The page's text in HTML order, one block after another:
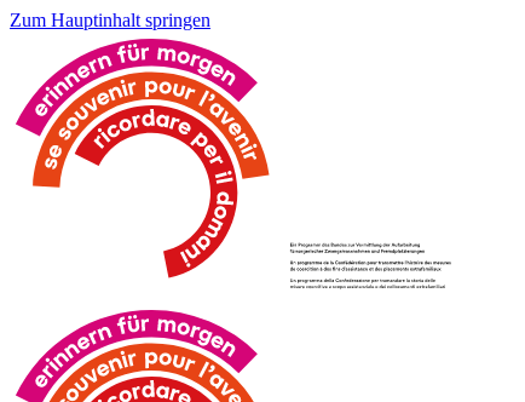
Zum Hauptinhalt springen